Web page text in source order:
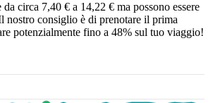
circa 7,40 € a 14,22 € ma possono essere
nostro consiglio è di prenotare il prima
potenzialmente fino a 48% sul tuo viaggio!